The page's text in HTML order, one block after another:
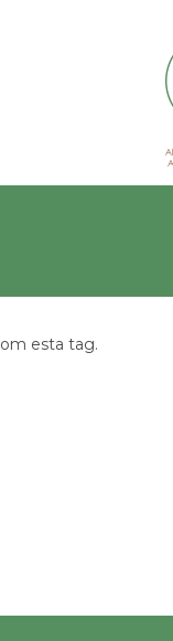
esta tag.